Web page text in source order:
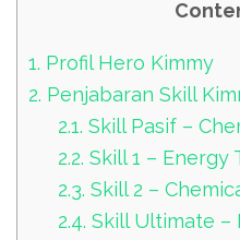
1. Profil Hero Kimmy
2. Penjabaran Skill
2.1. Skill Pasif –
2.2. Skill 1 – Energy
2.3. Skill 2 –
2.4. Skill Ultimate –